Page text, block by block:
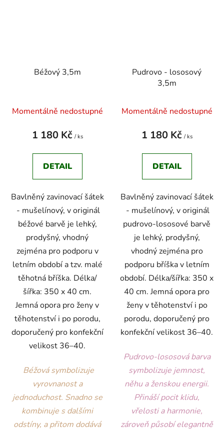
Béžový 3,5m
Momentálně nedostupné
1 180 Kč / ks
DETAIL
Bavlněný zavinovací šátek
- mušelínový, v originál
béžové barvě je lehký,
prodyšný, vhodný
zejména pro podporu v
letním období a tzv. malé
těhotná bříška. Délka/
šířka: 350 x 40 cm.
Jemná opora pro ženy v
těhotenství i po porodu,
doporučený pro konfekční
velikost 36–40.
Béžovásymbolizuje
vyrovnanost a
jednoduchost. Snadno se
kombinuje s dalšími
odstíny, a přitom dodává
Pudrovo - lososový
3,5m
Momentálně nedostupné
1 180 Kč / ks
DETAIL
Bavlněný zavinovací šátek
- mušelínový, v originál
pudrovo-lososové barvě
je lehký, prodyšný,
vhodný zejména pro
podporu bříška v letním
období. Délka/šířka: 350 x
40 cm. Jemná opora pro
ženy v těhotenství i po
porodu, doporučený pro
konfekční velikost 36–40.
Pudrovo-lososová barva
symbolizuje jemnost,
něhu a ženskou energii.
Přináší pocit klidu,
vřelosti a harmonie,
zároveň působí elegantně